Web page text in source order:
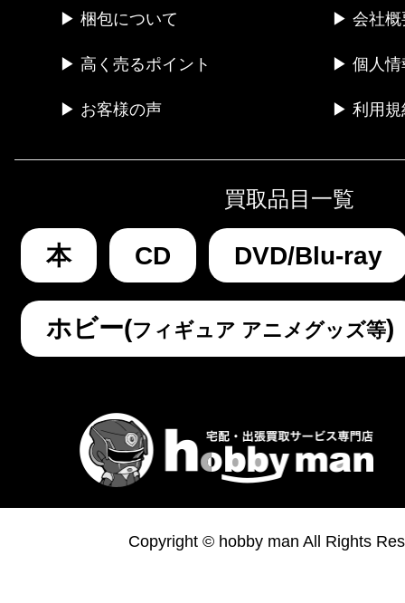
▶ 梱包について
▶ 高く売るポイント
▶ お客様の声
▶ 会社概
▶ 個人情
▶ 利用規
買取品目一覧
本 CD DVD/Blu-ray
ホビー(フィギュア アニメグッズ等)
Copyright © hobby man All Rights